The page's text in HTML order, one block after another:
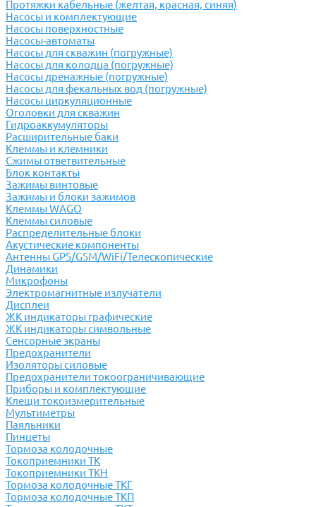
Протяжки кабельные (желтая, красная, синяя)
Насосы и комплектующие
Насосы поверхностные
Насосы-автоматы
Насосы для скважин (погружные)
Насосы для колодца (погружные)
Насосы дренажные (погружные)
Насосы для фекальных вод (погружные)
Насосы циркуляционные
Оголовки для скважин
Гидроаккумуляторы
Расширительные баки
Клеммы и клемники
Cжимы ответвительные
Блок контакты
Зажимы винтовые
Зажимы и блоки зажимов
Клеммы WAGO
Клеммы силовые
Распределительные блоки
Акустические компоненты
Антенны GPS/GSM/WiFi/Телескопические
Динамики
Микрофоны
Электромагнитные излучатели
Дисплеи
ЖК индикаторы графические
ЖК индикаторы символьные
Сенсорные экраны
Предохранители
Изоляторы силовые
Предохранители токоограничивающие
Приборы и комплектующие
Клещи токоизмерительные
Мультиметры
Паяльники
Пинцеты
Тормоза колодочные
Токоприемники ТК
Токоприемники ТКН
Тормоза колодочные ТКГ
Тормоза колодочные ТКП